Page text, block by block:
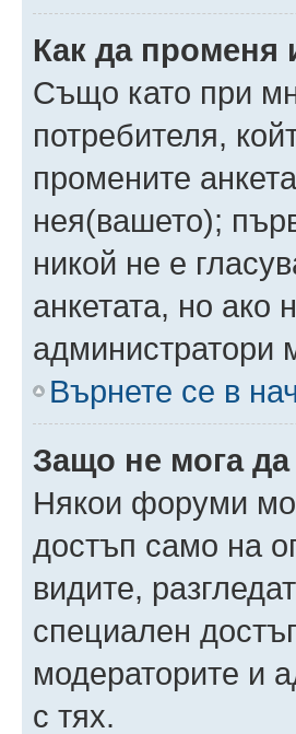
Как да променя
Също като при
потребителя,
промените
нея(вашето);
никой не е
анкетата, но ако
администратори
Върнете се в
Защо не мога
Някои форуми
достъп само на
видите,
специален
модераторите и
с тях.